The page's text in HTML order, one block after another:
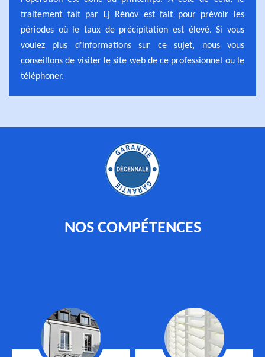
traitement fait par Lj Rénov est fait pour prévoir les
périodes où le taux de précipitation est élevé. Si vous
voulez plus d'informations sur ce sujet, nous vous
conseillons de visiter le site web de ce professionnel ou le
téléphoner.
NOS COMPÉTENCES